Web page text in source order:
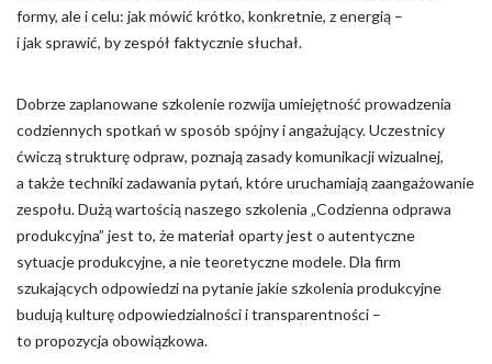
formy, ale i celu: jak mówić krótko, konkretnie, z energią –
i jak sprawić, by zespół faktycznie słuchał.
Dobrze zaplanowane szkolenie rozwija umiejętność prowadzenia
codziennych spotkań w sposób spójny i angażujący. Uczestnicy
ćwiczą strukturę odpraw, poznają zasady komunikacji wizualnej,
a także techniki zadawania pytań, które uruchamiają zaangażowanie
zespołu. Dużą wartością naszego szkolenia „Codzienna odprawa
produkcyjna” jest to, że materiał oparty jest o autentyczne
sytuacje produkcyjne, a nie teoretyczne modele. Dla firm
szukających odpowiedzi na pytanie jakie szkolenia produkcyjne
budują kulturę odpowiedzialności i transparentności –
to propozycja obowiązkowa.